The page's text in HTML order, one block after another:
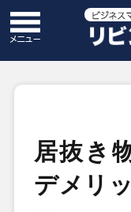
居抜き
デメリ